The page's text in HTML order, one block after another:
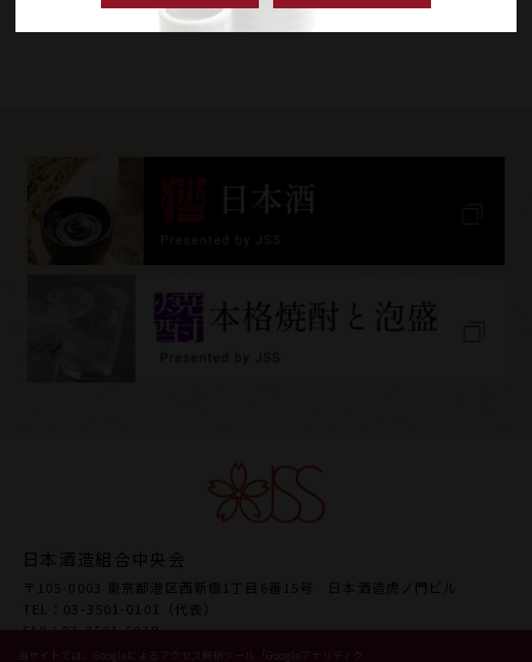
日本酒造組合中央会
〒105-0003 東京都港区西新橋1丁目6番15号 日本酒造虎ノ門ビル
TEL：03-3501-0101（代表）
FAX：03-3501-6018